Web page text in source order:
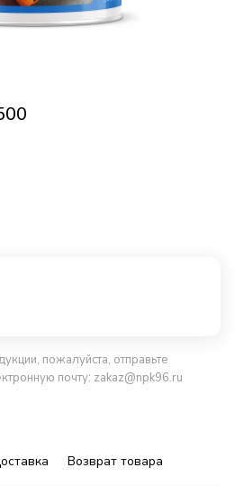
пожалуйста, отправьте
почту: zakaz@npk96.ru
Возврат товара